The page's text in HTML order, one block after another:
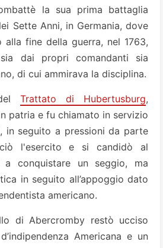
la sua prima battaglia
Sette Anni, in Germania, dove
fine della guerra, nel 1763,
dai propri comandanti sia
di cui ammirava la disciplina.
Trattato di Hubertusburg,
patria e fu chiamato in servizio
in seguito a pressioni da parte
l'esercito e si candidò al
a conquistare un seggio, ma
in seguito all’appoggio dato
americano.
di Abercromby restò ucciso
Americana e un